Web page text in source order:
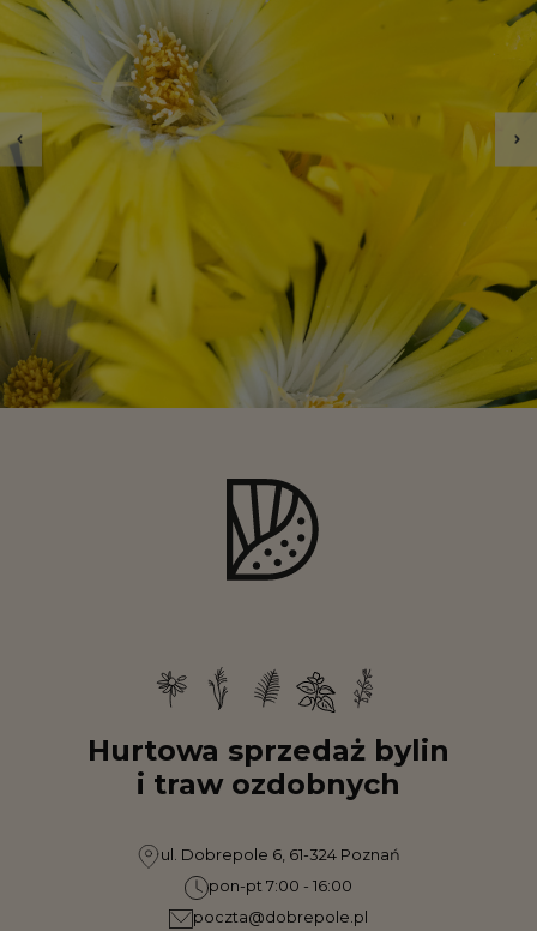
Hurtowa sprzedaż bylin
i traw ozdobnych
ul. Dobrepole 6, 61-324 Poznań
pon-pt 7:00 - 16:00
poczta@dobrepole.pl